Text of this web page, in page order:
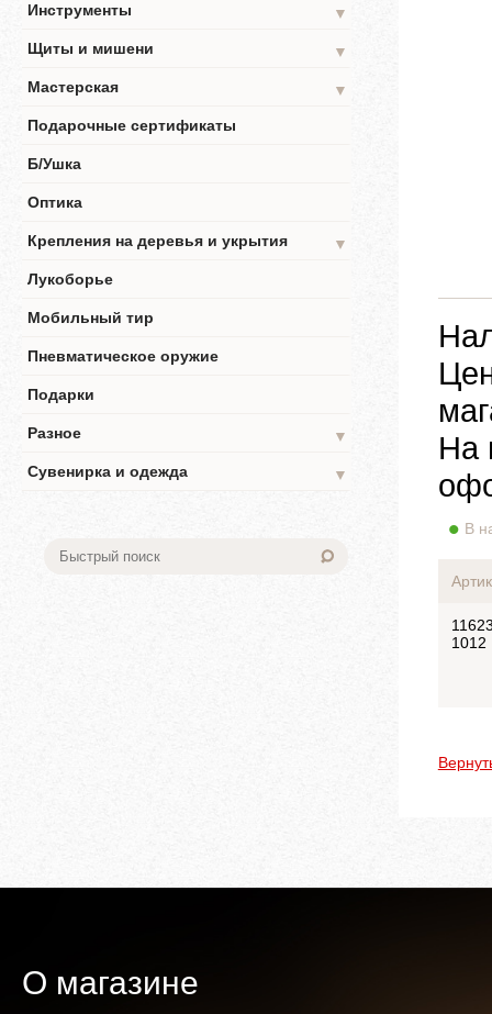
Инструменты
▼
Щиты и мишени
▼
Мастерская
▼
Подарочные сертификаты
Б/Ушка
Оптика
Крепления на деревья и укрытия
▼
Лукоборье
Мобильный тир
Пневматическое оружие
Подарки
Разное
▼
Сувенирка и одежда
▼
На
В
1012
О магазине